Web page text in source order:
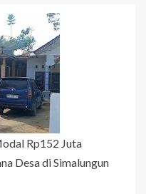
Rp152 Juta
Desa di Simalungun